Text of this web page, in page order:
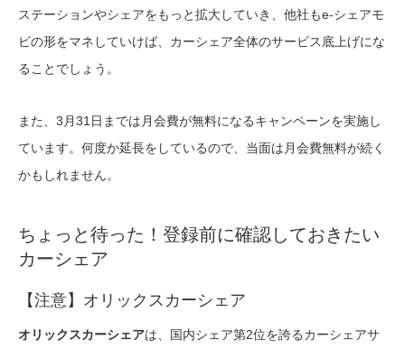
ステーションやシェアをもっと拡大していき、他社もe-シェアモ
ビの形をマネしていけば、カーシェア全体のサービス底上げにな
ることでしょう。
また、3月31日までは月会費が無料になるキャンペーンを実施し
ています。何度か延長をしているので、当面は月会費無料が続く
かもしれません。
ちょっと待った！登録前に確認しておきたい
カーシェア
【注意】オリックスカーシェア
オリックスカーシェアは、国内シェア第2位を誇るカーシェアサ